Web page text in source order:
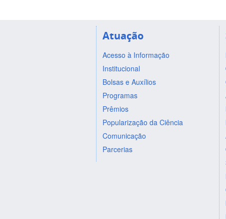
Atuação
Acesso à Informação
Institucional
Bolsas e Auxílios
Programas
Prêmios
Popularização da Ciência
Comunicação
Parcerias